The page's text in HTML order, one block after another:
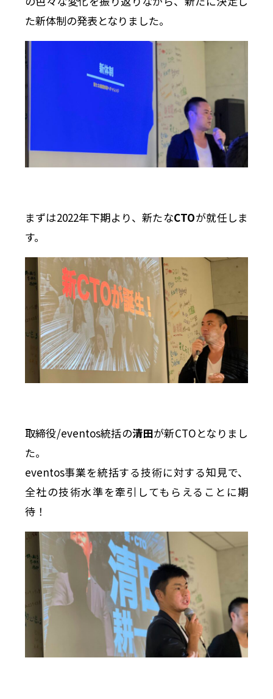
た新体制の発表となりました。
まずは2022年下期より、新たなCTOが就任しま
す。
取締役/eventos統括の清田が新CTOとなりまし
た。
eventos事業を統括する技術に対する知見で、
全社の技術水準を牽引してもらえることに期
待！